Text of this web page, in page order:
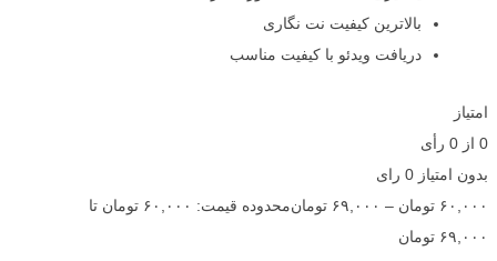
بالاترین کیفیت نت نگاری
دریافت ویدئو با کیفیت مناسب
امتیاز
0 از 0 رأی
بدون امتیاز 0 رای
۶۰,۰۰۰ تومان – ۶۹,۰۰۰ تومان
محدوده قیمت: ۶۰,۰۰۰ تومان تا
۶۹,۰۰۰ تومان